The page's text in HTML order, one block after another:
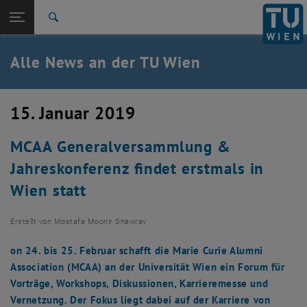
TU Login
Quicklinks
Quicklinks-Menü umschalten
Studium
Karriere
Zurück: Subseiten von TU Wien Startseite auflisten
Zurück zur letzten Ebene:
TU Wien Startseite
Übersicht
Alle News an der TU Wien
15. Januar 2019
MCAA Generalversammlung &
Jahreskonferenz findet erstmals in
Wien statt
Erstellt von Mostafa Moonir Shawrav
on 24. bis 25. Februar schafft die Marie Curie Alumni
Association (MCAA) an der Universität Wien ein Forum für
Vorträge, Workshops, Diskussionen, Karrieremesse und
Vernetzung. Der Fokus liegt dabei auf der Karriere von